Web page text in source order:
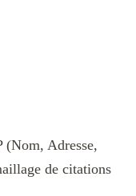
(Nom, Adresse,
de citations